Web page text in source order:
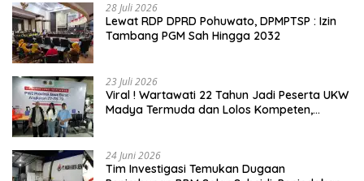
28 Juli 2026
Lewat RDP DPRD Pohuwato, DPMPTSP : Izin
Tambang PGM Sah Hingga 2032
23 Juli 2026
Viral ! Wartawati 22 Tahun Jadi Peserta UKW
Madya Termuda dan Lolos Kompeten,
24 Juni 2026
Tim Investigasi Temukan Dugaan